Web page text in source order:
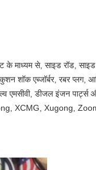
माध्यम से, साइड रॉड, साइड
शॉक एब्जॉर्बर, रबर प्लग,
एमसीवी, डीजल इंजन पार्ट्स
XCMG, Xugong,